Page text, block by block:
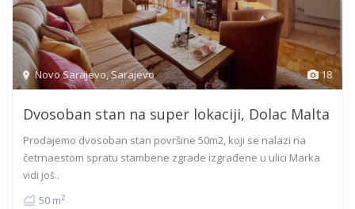
18
Novo Sarajevo,Sarajevo
Dvosoban stan na super lokaciji, Dolac Malta
Prodajemo dvosoban stan površine 50m2, koji se nalazi na
četrnaestom spratu stambene zgrade izgrađene u ulici Marka
vidi još..
50 m2